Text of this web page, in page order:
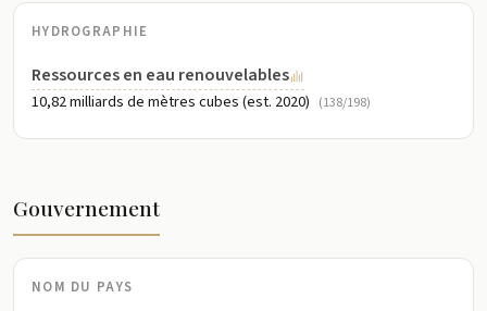
HYDROGRAPHIE
Ressources en eau renouvelables
10,82 milliards de mètres cubes (est. 2020) (138/198)
Gouvernement
NOM DU PAYS